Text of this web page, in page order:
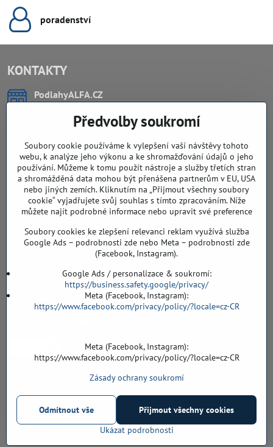
poradenství
KONTAKTY
PodlahyALFA​.CZ
Záříčí, ev.č. 54
768 11 Chropyně
DIČ: CZ8103114129
Sklad, vzorkovna PO TELEFONICKÉ DOMLUVĚ
Záříčí ev. č. 54
768 11 Chropyně
608 855 055
podlahyALFA​@seznam​.cz
©2026CopyrightPředvolby soukromíZásady ochrany soukromí
Vytvořeno systémem:ByznysWeb.cz
Předvolby soukromí
Soubory cookie používáme k vylepšení vaší návštěvy tohoto
webu, k analýze jeho výkonu a ke shromažďování údajů o jeho
používání. Můžeme k tomu použít nástroje a služby třetích stran
a shromážděná data mohou být přenášena partnerům v EU, USA
nebo jiných zemích. Kliknutím na „Přijmout všechny soubory
cookie“ vyjadřujete svůj souhlas s tímto zpracováním. Níže
můžete najít podrobné informace nebo upravit své preference
Soubory cookies ke zlepšení relevanci reklam využívá služba
Google Ads – podrobnosti zde nebo Meta – podrobnosti zde
(Facebook, Instagram).
Google Ads / personalizace & soukromí:
https://business.safety.google/privacy/
Meta (Facebook, Instagram):
https://www.facebook.com/privacy/policy/?locale=cz-CR
Meta (Facebook, Instagram):
https://www.facebook.com/privacy/policy/?locale=cz-CR
Zásady ochrany soukromí
Ukázat podrobnosti
Přijmout všechny cookies
Odmítnout vše